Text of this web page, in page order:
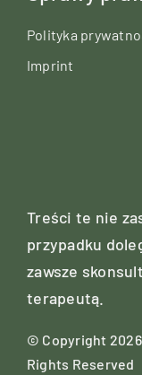
Polityka
Imprint
Treści te nie
przypadku
zawsze
terapeutą.
© Copyright
Rights Reserved